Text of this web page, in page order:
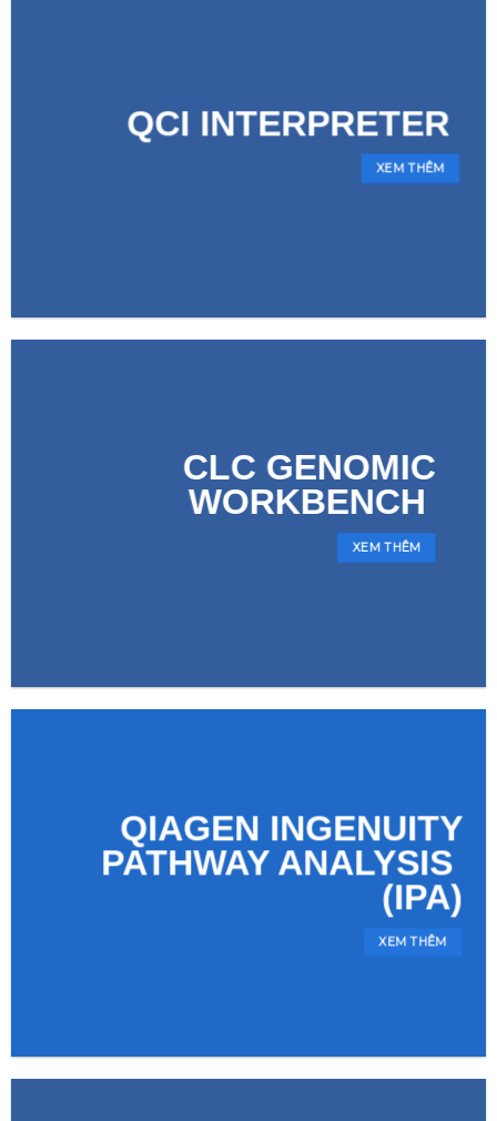
QCI INTERPRETER
XEM THÊM
CLC GENOMIC
WORKBENCH
XEM THÊM
QIAGEN INGENUITY
PATHWAY ANALYSIS
(IPA)
XEM THÊM